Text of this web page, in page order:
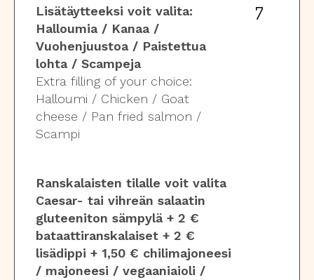
Lisätäytteeksi voit valita:
Halloumia / Kanaa /
Vuohenjuustoa / Paistettua
lohta / Scampeja
Extra filling of your choice:
Halloumi / Chicken / Goat
cheese / Pan fried salmon /
Scampi
Ranskalaisten tilalle voit valita
Caesar- tai vihreän salaatin
gluteeniton sämpylä + 2 €
bataattiranskalaiset + 2 €
lisädippi + 1,50 € chilimajoneesi
/ majoneesi / vegaaniaioli /
7